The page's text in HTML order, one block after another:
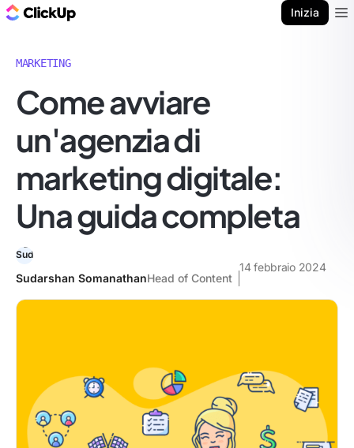
Inizia
MARKETING
Come avviare
un'agenzia di
marketing digitale:
Una guida completa
Sudarshan SomanathanHead of Content
14 febbraio 2024